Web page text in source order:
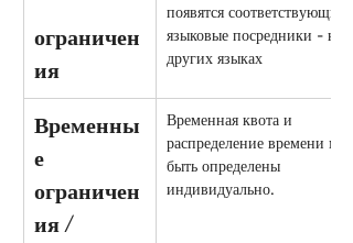
ограничен
ия
появятся соответствующие
языковые посредники - на
других языках
Временны
е
ограничен
ия /
Временная квота и
распределение времени
быть определены
индивидуально.